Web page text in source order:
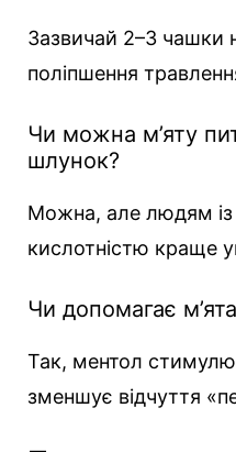
Зазвичай 2–3 чашки
поліпшення
Чи можна м’яту
шлунок?
Можна, але людям
кислотністю краще
Чи допомагає
Так, ментол
зменшує відчуття